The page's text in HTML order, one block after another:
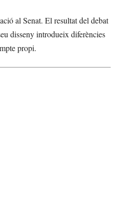
al Senat. El resultat del debat
disseny introdueix diferències
propi.